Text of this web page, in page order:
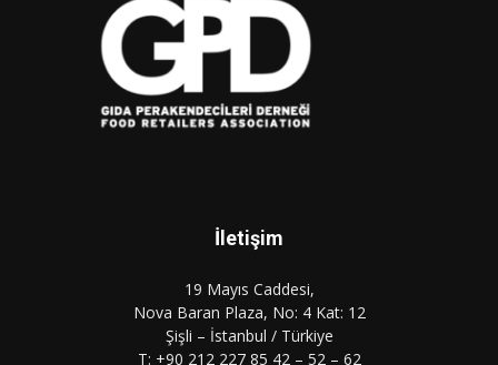
İletişim
19 Mayıs Caddesi,
Nova Baran Plaza, No: 4 Kat: 12
Şişli – İstanbul / Türkiye
T: +90 212 227 85 42 – 52 – 62